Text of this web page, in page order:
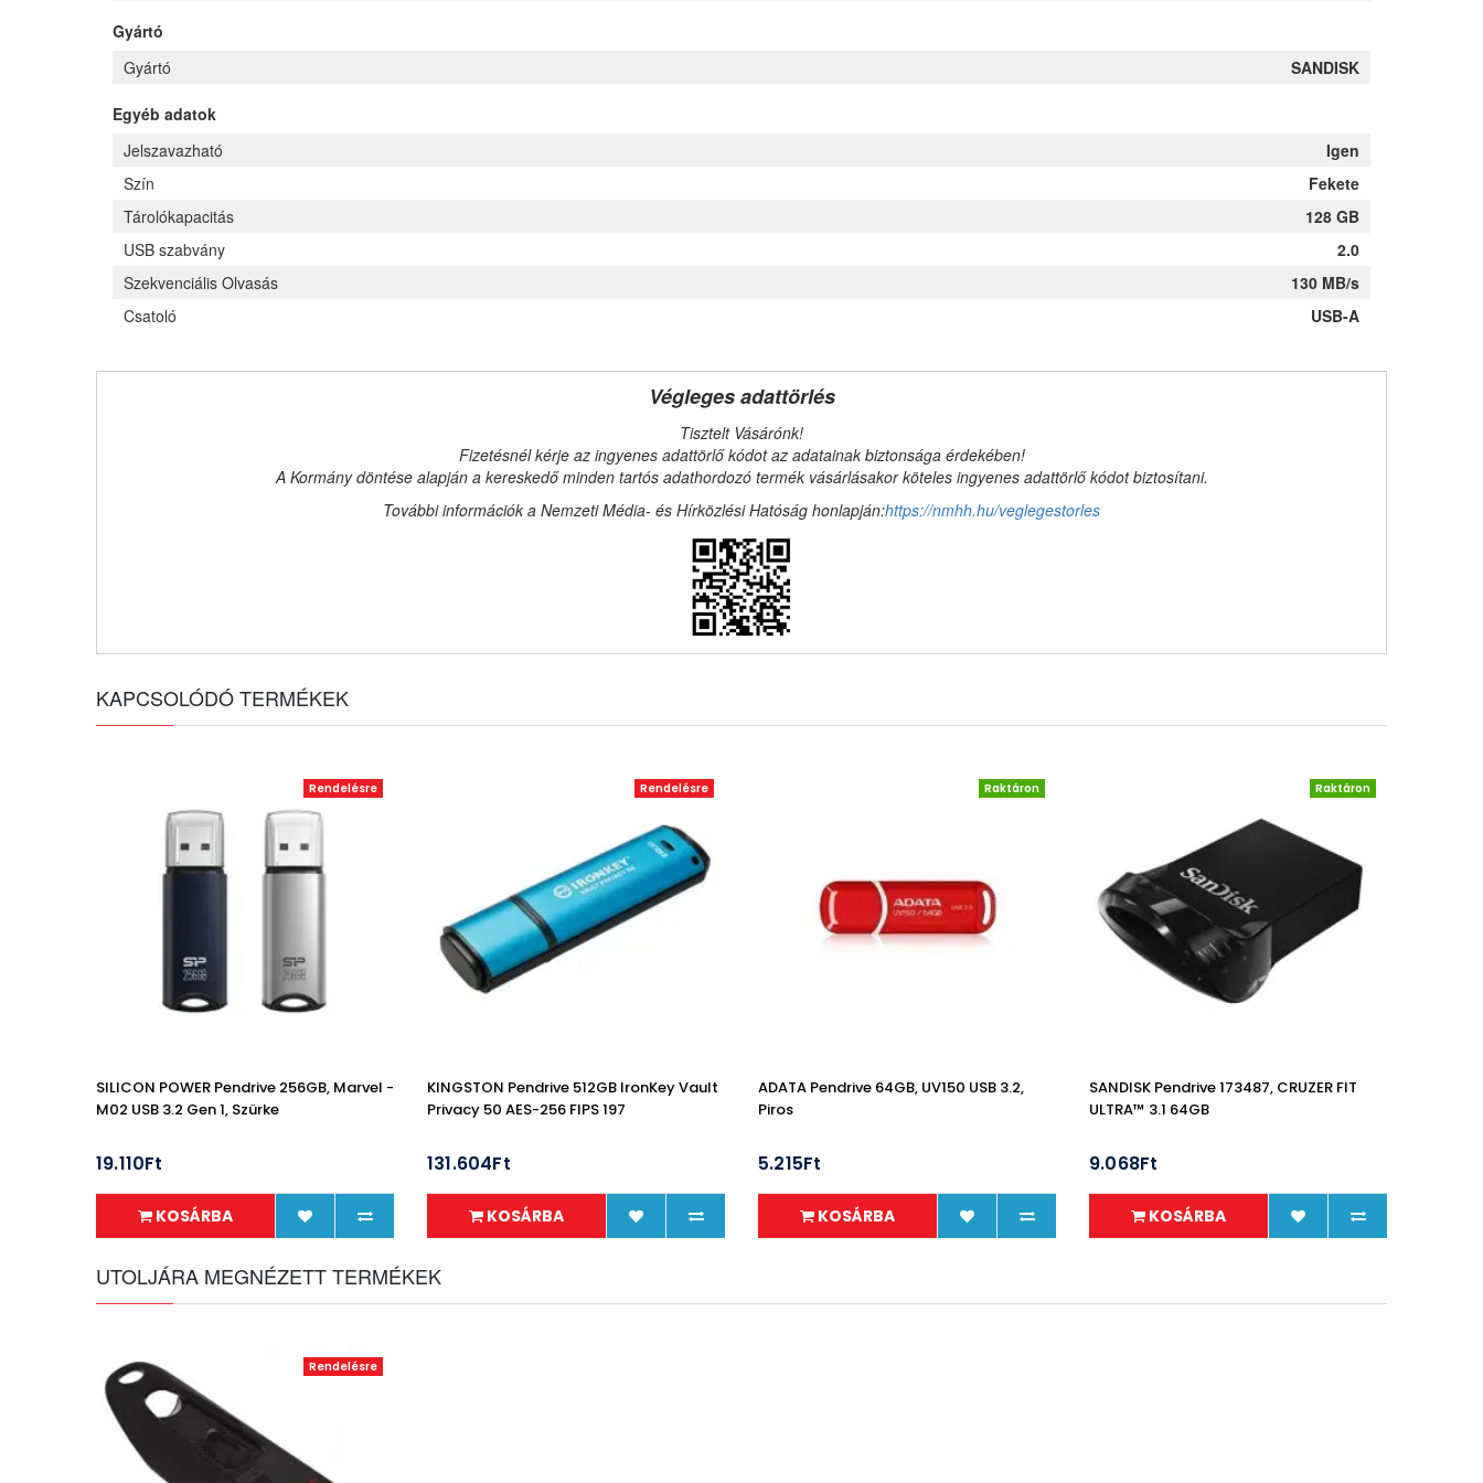
Gyártó
Gyártó
SANDISK
Egyéb adatok
Jelszavazható
Igen
Szín
Fekete
Tárolókapacitás
128 GB
USB szabvány
2.0
Szekvenciális Olvasás
130 MB/s
Csatoló
USB-A
Végleges adattörlés
Tisztelt Vásárónk!
Fizetésnél kérje az ingyenes adattörlő kódot az adatainak biztonsága érdekében!
A Kormány döntése alapján a kereskedő minden tartós adathordozó termék vásárlásakor köteles ingyenes adattörlő kódot biztosítani.
További információk a Nemzeti Média- és Hírközlési Hatóság honlapján:https://nmhh.hu/veglegestorles
KAPCSOLÓDÓ TERMÉKEK
Rendelésre
SILICON POWER Pendrive 256GB, Marvel -
M02 USB 3.2 Gen 1, Szürke
19.110Ft
KOSÁRBA
Rendelésre
KINGSTON Pendrive 512GB IronKey Vault
Privacy 50 AES-256 FIPS 197
131.604Ft
KOSÁRBA
Raktáron
ADATA Pendrive 64GB, UV150 USB 3.2,
Piros
5.215Ft
KOSÁRBA
Raktáron
SANDISK Pendrive 173487, CRUZER FIT
ULTRA™ 3.1 64GB
9.068Ft
KOSÁRBA
UTOLJÁRA MEGNÉZETT TERMÉKEK
Rendelésre